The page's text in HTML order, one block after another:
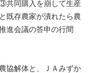
共同購入を崩して生産
既存農家が潰れたら農
進会議の答申の行間
協解体と、ＪＡみずか